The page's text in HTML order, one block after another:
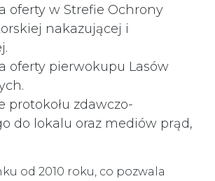
oferty w Strefie Ochrony
nakazującej i
oferty pierwokupu Lasów
protokołu zdawczo-
do lokalu oraz mediów prąd,
od 2010 roku, co pozwala